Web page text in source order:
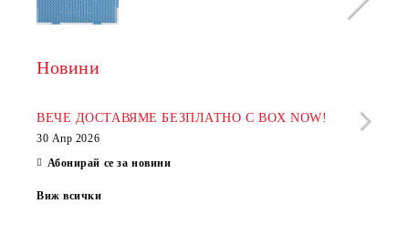
Новини
ВЕЧЕ ДОСТАВЯМЕ БЕЗПЛАТНО С BOX NOW!
30 Апр 2026
Абонирай се за новини
Виж всички